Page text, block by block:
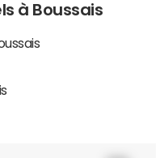
à Boussais